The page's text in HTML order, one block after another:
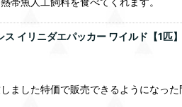
ス イリニダエパッカー ワイルド【1
ました特価で販売できるようになっ